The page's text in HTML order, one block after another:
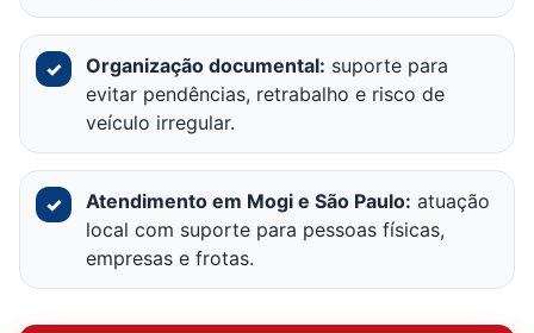
✓ Organização documental: suporte para
evitar pendências, retrabalho e risco de
veículo irregular.
✓ Atendimento em Mogi e São Paulo: atuação
local com suporte para pessoas físicas,
empresas e frotas.